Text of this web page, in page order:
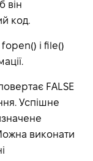
він
код.
fopen() і file()
FALSE
Успішне
виконати